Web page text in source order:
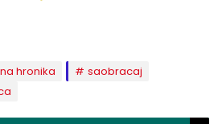
hronika
saobracaj